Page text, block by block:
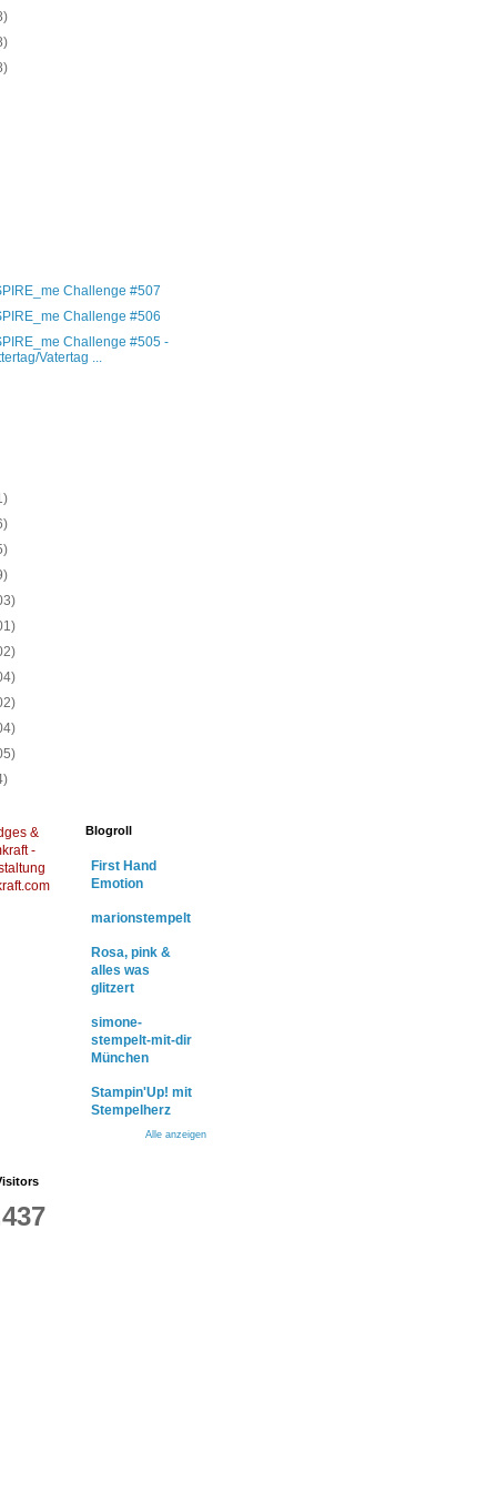
Challenge #507
Challenge #506
Challenge #505 -
Vatertag ...
&
-
Blogroll
First Hand
Emotion
marionstempelt
Rosa, pink &
alles was
glitzert
simone-
stempelt-mit-dir
München
Stampin'Up! mit
Stempelherz
Alle anzeigen